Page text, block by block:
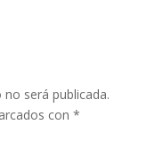
será publicada.
con *